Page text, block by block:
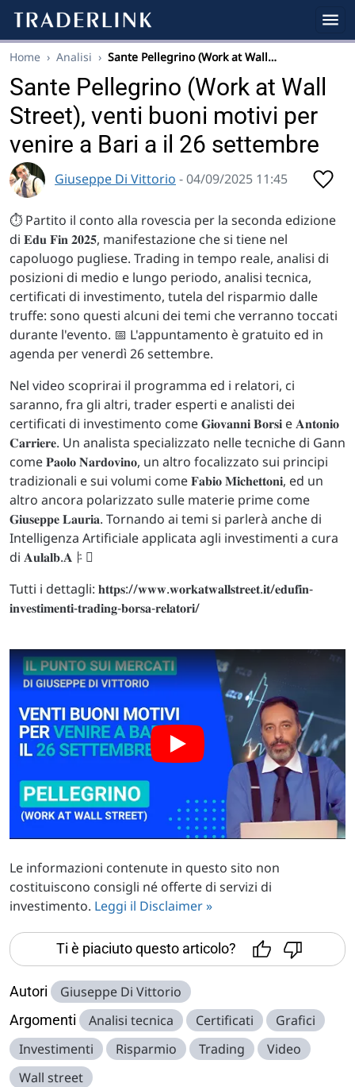
Home › Analisi › Sante Pellegrino (Work at Wall…
Sante Pellegrino (Work at Wall
Street), venti buoni motivi per
venire a Bari a il 26 settembre
Giuseppe Di Vittorio - 04/09/2025 11:45
⏱️ Partito il conto alla rovescia per la seconda edizione
di 𝐄𝐝𝐮 𝐅𝐢𝐧 𝟐𝟎𝟐𝟓, manifestazione che si tiene nel
capoluogo pugliese. Trading in tempo reale, analisi di
posizioni di medio e lungo periodo, analisi tecnica,
certificati di investimento, tutela del risparmio dalle
truffe: sono questi alcuni dei temi che verranno toccati
durante l'evento. 📅 L'appuntamento è gratuito ed in
agenda per venerdì 26 settembre.
Nel video scoprirai il programma ed i relatori, ci
saranno, fra gli altri, trader esperti e analisti dei
certificati di investimento come 𝐆𝐢𝐨𝐯𝐚𝐧𝐧𝐢 𝐁𝐨𝐫𝐬𝐢 e 𝐀𝐧𝐭𝐨𝐧𝐢𝐨
𝐂𝐚𝐫𝐫𝐢𝐞𝐫𝐞. Un analista specializzato nelle tecniche di Gann
come 𝐏𝐚𝐨𝐥𝐨 𝐍𝐚𝐫𝐝𝐨𝐯𝐢𝐧𝐨, un altro focalizzato sui principi
tradizionali e sui volumi come 𝐅𝐚𝐛𝐢𝐨 𝐌𝐢𝐜𝐡𝐞𝐭𝐭𝐨𝐧𝐢, ed un
altro ancora polarizzato sulle materie prime come
𝐆𝐢𝐮𝐬𝐞𝐩𝐩𝐞 𝐋𝐚𝐮𝐫𝐢𝐚. Tornando ai temi si parlerà anche di
Intelligenza Artificiale applicata agli investimenti a cura
di 𝐀𝐮𝐥𝐚𝐥𝐛.𝐀𘠵𛐮
Tutti i dettagli: 𝐡𝐭𝐭𝐩𝐬://𝐰𝐰𝐰.𝐰𝐨𝐫𝐤𝐚𝐭𝐰𝐚𝐥𝐥𝐬𝐭𝐫𝐞𝐞𝐭.𝐢𝐭/𝐞𝐝𝐮𝐟𝐢𝐧-
𝐢𝐧𝐯𝐞𝐬𝐭𝐢𝐦𝐞𝐧𝐭𝐢-𝐭𝐫𝐚𝐝𝐢𝐧𝐠-𝐛𝐨𝐫𝐬𝐚-𝐫𝐞𝐥𝐚𝐭𝐨𝐫𝐢/
Le informazioni contenute in questo sito non
costituiscono consigli né offerte di servizi di
investimento. Leggi il Disclaimer »
Ti è piaciuto questo articolo?
Autori Giuseppe Di Vittorio
Argomenti Analisi tecnica Certificati
Grafici
Investimenti
Risparmio Trading
Video
Wall street